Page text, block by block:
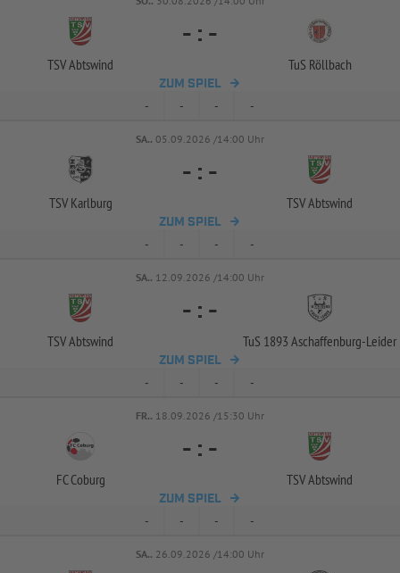
TSV Abtswind
- : -
TuS Röllbach
ZUM SPIEL
- - - -
SA.. 05.09.2026 /14:00 Uhr
TSV Karlburg
- : -
TSV Abtswind
ZUM SPIEL
- - - -
SA.. 12.09.2026 /14:00 Uhr
TSV Abtswind
- : -
TuS 1893 Aschaffenburg-Leider
ZUM SPIEL
- - - -
FR.. 18.09.2026 /15:30 Uhr
FC Coburg
- : -
TSV Abtswind
ZUM SPIEL
- - - -
SA.. 26.09.2026 /14:00 Uhr